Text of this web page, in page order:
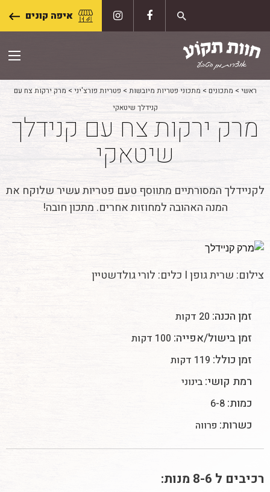
content
איפה קונים
ראשי > מתכונים > מתכוני פטריות מיובשות > פטריות פורצ'יני > מרק ירקות צח עם
קנידלך שיטאקי
מרק ירקות צח עם קנידלך
שיטאקי
לקניידלך המסורתיים מתווסף טעם פטריות עשיר שלוקח את
המנה האהובה למחוזות אחרים. מתכון חובה!
צילום: שרית גופן I כלים: לורי גולדשטיין
זמן הכנה: 20 דקות
זמן בישול/אפייה: 100 דקות
זמן כולל: 119 דקות
רמת קושי: בינוני
כמות: 6-8
כשרות: פרווה
רכיבים ל 8-6 מנות: